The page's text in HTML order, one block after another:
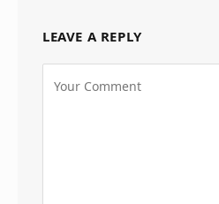
LEAVE A REPLY